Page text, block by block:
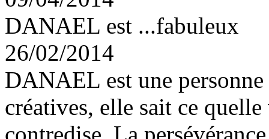
DANAEL est ...fabuleux
26/02/2014
DANAEL est une
créatives, elle sait ce